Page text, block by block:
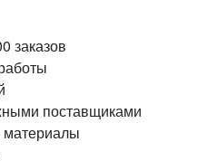
заказов
поставщиками